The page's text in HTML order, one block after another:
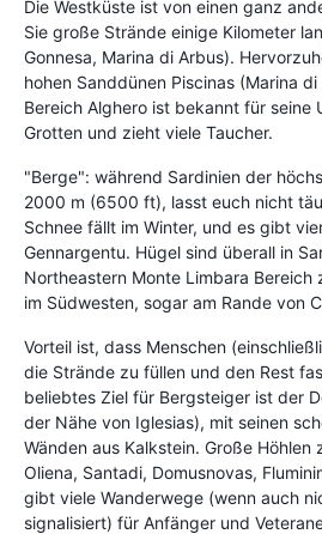
Die Westküste ist von einen ganz
Sie große Strände einige Kilometer
Gonnesa, Marina di Arbus).
hohen Sanddünen Piscinas (Marina
Bereich Alghero ist bekannt für seine
Grotten und zieht viele Taucher.
"Berge": während Sardinien der
2000 m (6500 ft), lasst euch nicht
Schnee fällt im Winter, und es gibt
Gennargentu. Hügel sind überall in
Northeastern Monte Limbara Bereich
im Südwesten, sogar am Rande von
Vorteil ist, dass Menschen
die Strände zu füllen und den Rest
beliebtes Ziel für Bergsteiger ist der
der Nähe von Iglesias), mit seinen
Wänden aus Kalkstein. Große
Oliena, Santadi, Domusnovas,
gibt viele Wanderwege (wenn auch
signalisiert) für Anfänger und